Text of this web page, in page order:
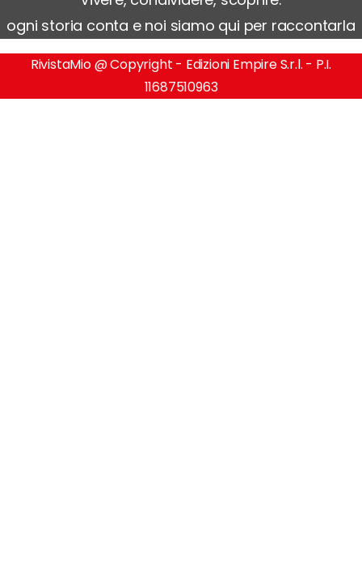
ogni storia conta e noi siamo qui per raccontarla
RivistaMio @ Copyright - Edizioni Empire S.r.l. - P.I.
11687510963​